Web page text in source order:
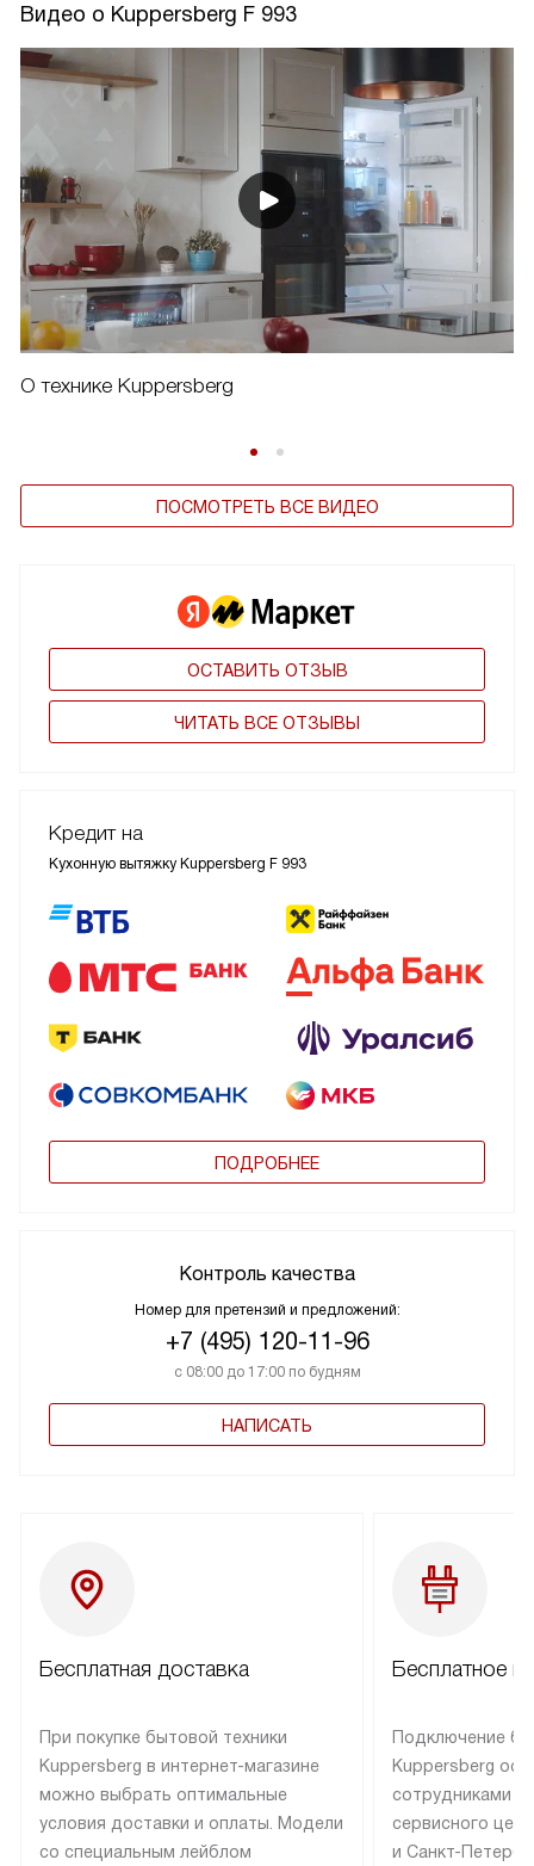
Видео о Kuppersberg F 993
О технике Kuppersberg
ПОСМОТРЕТЬ ВСЕ ВИДЕО
ОСТАВИТЬ ОТЗЫВ
ЧИТАТЬ ВСЕ ОТЗЫВЫ
Кредит на
Кухонную вытяжку Kuppersberg F 993
ПОДРОБНЕЕ
Контроль качества
Номер для претензий и предложений:
+7 (495) 120-11-96
с 08:00 до 17:00 по будням
НАПИСАТЬ
Бесплатная доставка
При покупке бытовой техники
Kuppersberg в интернет-магазине
можно выбрать оптимальные
условия доставки и оплаты. Модели
со специальным лейблом
Бесплатное
Подключение
Kuppersberg
сотрудниками
сервисного
и Санкт-